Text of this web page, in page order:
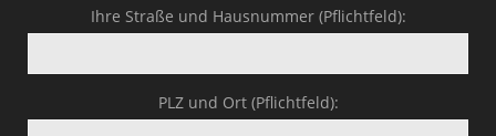
Ihre Straße und Hausnummer (Pflichtfeld):
PLZ und Ort (Pflichtfeld):